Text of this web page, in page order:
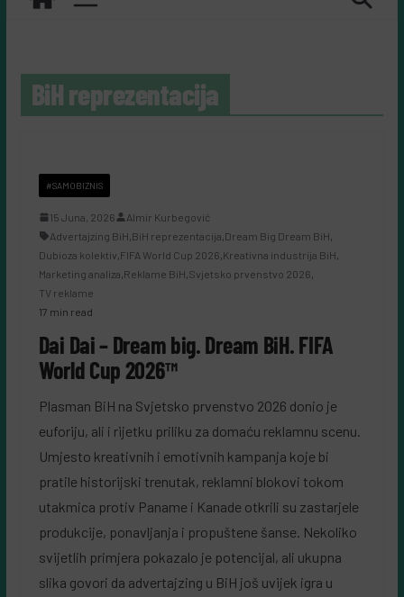
BiH reprezentacija
#SAMOBIZNIS
15 Juna, 2026
Almir Kurbegović
Advertajzing BiH,BiH reprezentacija,Dream Big Dream BiH,
Dubioza kolektiv,FIFA World Cup 2026,Kreativna industrija BiH,
Marketing analiza,Reklame BiH,Svjetsko prvenstvo 2026,
TV reklame
17 min read
Dai Dai – Dream big. Dream BiH. FIFA
World Cup 2026™
Plasman BiH na Svjetsko prvenstvo 2026 donio je
euforiju, ali i rijetku priliku za domaću reklamnu scenu.
Umjesto kreativnih i emotivnih kampanja koje bi
pratile historijski trenutak, reklamni blokovi tokom
utakmica protiv Paname i Kanade otkrili su zastarjele
produkcije, ponavljanja i propuštene šanse. Nekoliko
svijetlih primjera pokazalo je potencijal, ali ukupna
slika govori da advertajzing u BiH još uvijek igra u